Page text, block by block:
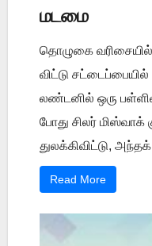
மடமை
தொழுகை வரிசையில்
விட்டு
லண்டனில் ஒரு
போது சிலர் மிஸ்வாக்
துலக்கிவிட்டு,
Read More